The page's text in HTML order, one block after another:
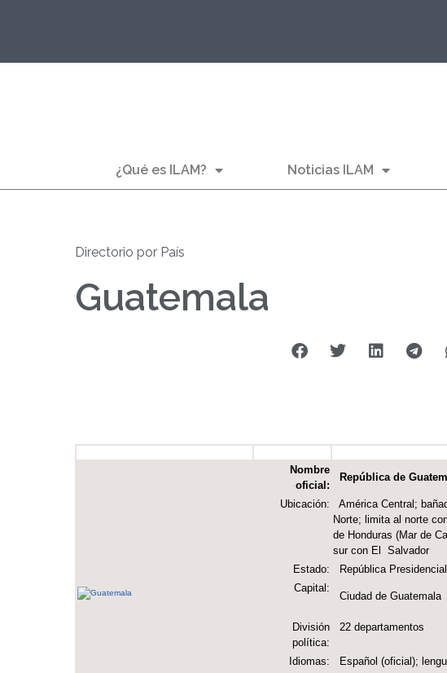
¿Qué es ILAM? Noticias ILAM
Directorio por País
Guatemala
Nombre
oficial:
República de
Ubicación:
América Central;
Norte; limita al norte
de Honduras (Mar de
sur con El Salvador
Estado:
República
Capital:
Ciudad de Guatemala
División
política:
22 departamentos
Idiomas:
Español (oficial);